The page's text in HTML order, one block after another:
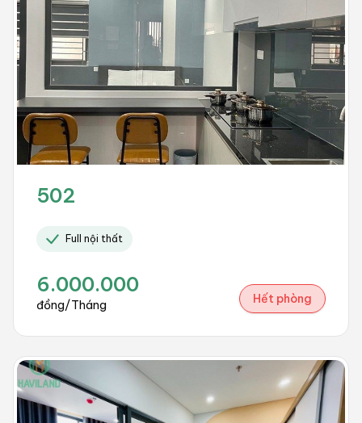
502
Full nội thất
6.000.000
đồng/Tháng Hết phòng